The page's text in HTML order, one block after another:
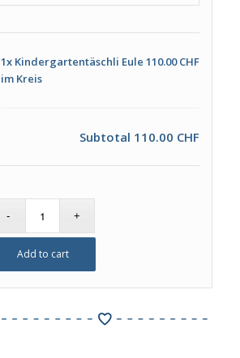
1x Kindergartentäschli Eule
im Kreis
110.00 CHF
Subtotal 110.00 CHF
Add to cart